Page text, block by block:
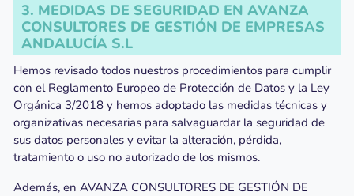
3. MEDIDAS DE SEGURIDAD EN AVANZA
CONSULTORES DE GESTIÓN DE EMPRESAS
ANDALUCÍA S.L
Hemos revisado todos nuestros procedimientos para cumplir
con el Reglamento Europeo de Protección de Datos y la Ley
Orgánica 3/2018 y hemos adoptado las medidas técnicas y
organizativas necesarias para salvaguardar la seguridad de
sus datos personales y evitar la alteración, pérdida,
tratamiento o uso no autorizado de los mismos.
Además, en AVANZA CONSULTORES DE GESTIÓN DE